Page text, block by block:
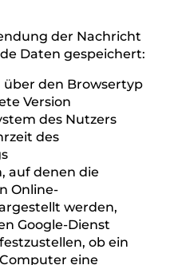
der
sind Formulare für
vorhanden,
werden können.
Möglichkeit wahr, so
uns übermittelt und